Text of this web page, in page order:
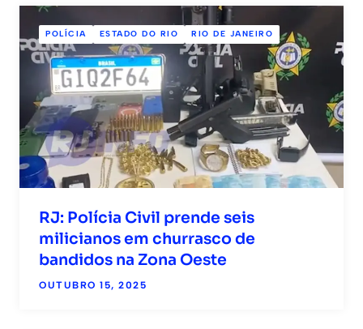
POLÍCIA ESTADO DO RIO RIO DE JANEIRO
RJ: Polícia Civil prende seis
milicianos em churrasco de
bandidos na Zona Oeste
OUTUBRO 15, 2025